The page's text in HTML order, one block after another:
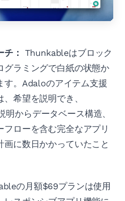
：
Thunkableはブロック
グラミングで白紙の状態か
す。Adaloのアイテム支援
希望を説明でき、
からデータベース構造、
フローを含む完全なアプリ
に数日かかっていたこと
の月額$69プランは使用